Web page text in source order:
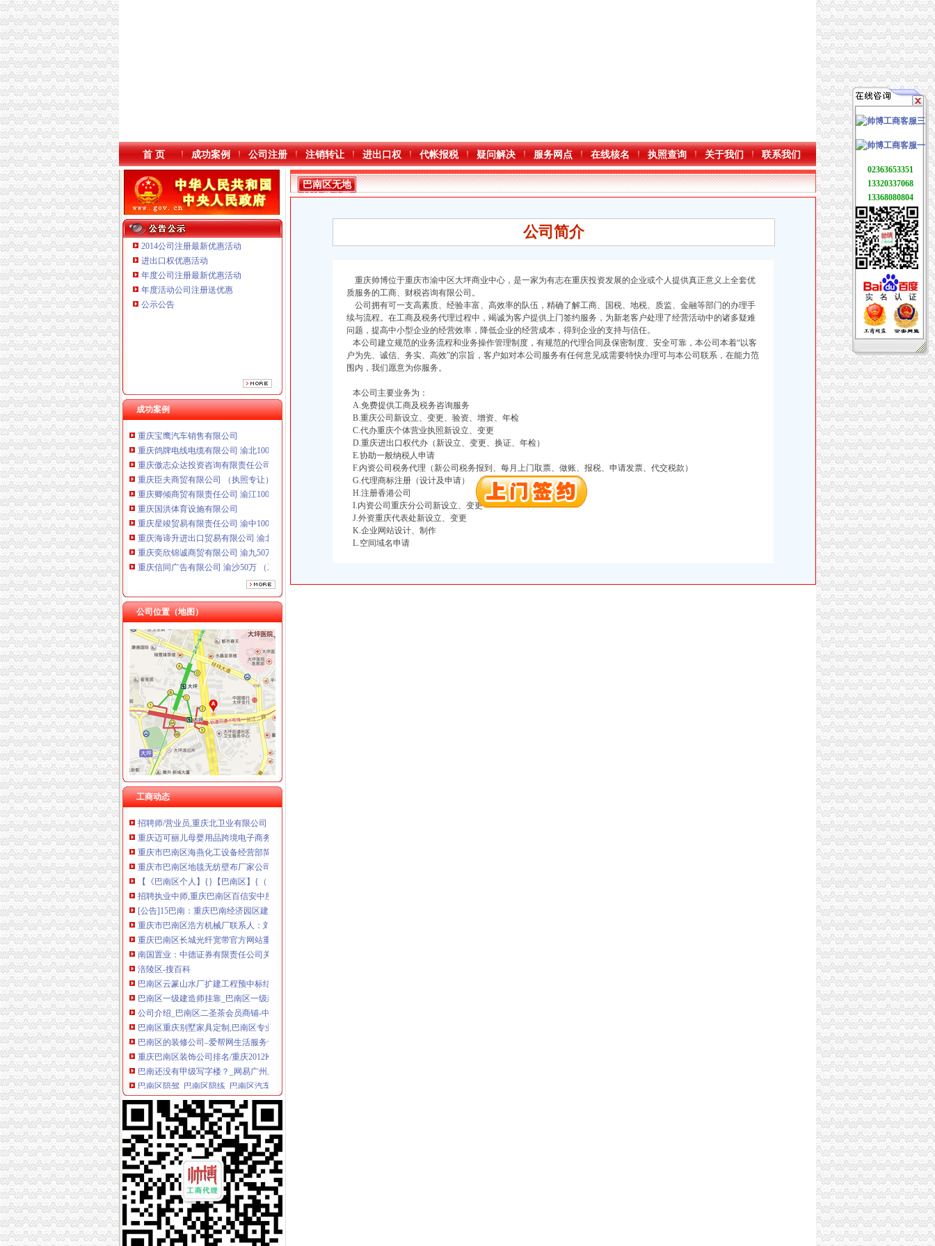
本站导航
首 页 成功案例 公司注册 注销转让 进出口权 代帐报税 疑问解决 服务网点 在线核名 执照查询 关于我们 联系我们
2014公司注册最新优惠活动
进出口权优惠活动
年度公司注册最新优惠活动
年度活动公司注册送优惠
公示公告
成功案例
重庆鸽牌电线电缆有限公司 渝北10010万 (进出口权)
重庆傲志众达投资咨询有限责任公司 渝九1000万 （增资）
重庆臣夫商贸有限公司 （执照专让）
重庆卿倾商贸有限责任公司 渝江100万 （工商注册）
重庆国洪体育设施有限公司
重庆星竣贸易有限责任公司 渝中100万 （进出口权）
重庆海谛升进出口贸易有限公司 渝北100万 （进出口权）
重庆奕欣锦诚商贸有限公司 渝九50万 （工商注册）
重庆信同广告有限公司 渝沙50万 （工商注册）
重庆三虹房地产营销策划有限公司
重庆鸽牌电线电缆有限公司 渝北10010万 (进出口权)
重庆傲志众达投资咨询有限责任公司 渝九1000万 （增资）
重庆卿倾商贸有限责任公司 渝江100万 （工商注册）
重庆国洪体育设施有限公司
重庆星竣贸易有限责任公司 渝中100万 （进出口权）
重庆海谛升进出口贸易有限公司 渝北100万 （进出口权）
重庆奕欣锦诚商贸有限公司 渝九50万 （工商注册）
重庆信同广告有限公司 渝沙50万 （工商注册）
重庆三虹房地产营销策划有限公司
重庆宝鹰汽车销售有限公司
公司位置（地图）
工商动态
巴南区无地址注册公司
重庆市巴南区工商分局
宗申动力：公司券2017年跟踪评级报告_宗申动力（001696）股吧_
*ST万里（）公告正文_财经_凤凰网
重庆巴南区前三季度新发展小微企业3千多户-新华网
巴南区写字楼需求凸显佳兆业中心惊艳亮相（组图）-导购-重庆乐居网
重庆市巴南区科诺邦机械制造有限公司-电话|地址|联系人|网站|联系方式
重庆市巴南区清溪乡农业技术推广站
巴南区公司-钱眼网
重庆市巴南区工商分局
招聘师/营业员,重庆北卫业有限公司
重庆迈可丽儿母婴用品跨境电子商务有限公司-搜百科
重庆市巴南区海燕化工设备经营部简介
重庆市巴南区地毯无纺壁布厂家公司_重庆市巴南区地毯无纺壁布企业_
【《巴南区个人】{}【巴南区】{（）}【巴南区公司》】
招聘执业中师,重庆巴南区百信安中所
[公告]15巴南：重庆巴南经济园区建设实业有限公司跟踪评级报告-[中
重庆市巴南区浩方机械厂联系人：刘杨联系电话：086-
重庆巴南区长城光纤宽带官方网站重庆网络布线/WIFI今题网
南国置业：中德证券有限责任公司关于公司对外投资暨关联交易的核查
涪陵区-搜百科
巴南区云篆山水厂扩建工程预中标结果-中国采招网
巴南区一级建造师挂靠_巴南区一级建造师挂靠价格-78挂靠网
公司介绍_巴南区二圣茶会员商铺-中国贸易网-会员网站
巴南区重庆别墅家具定制,巴南区专业别墅家具定制厂家,重庆凯润沙发
巴南区的装修公司–爱帮网生活服务专题
重庆巴南区装饰公司排名/重庆2012KTV装修报价
巴南还没有甲级写字楼？_网易广州房产频道
巴南区陪驾_巴南区陪练_巴南区汽车陪驾_巴南区陪驾公司-巴南区陪驾
巴南还没有甲级写字楼？_网易北京房产频道
江南新城崛起城乡一体铸就巴南商贸高地！-重庆商业地产网-房天下
重庆市巴南区工商分局
【巴南区东温泉镇保障服务所】巴南区东温泉镇保障服务所
重庆市巴南区电力有限责任公司【企业信用,电话,地址,人】_
巴南区邮政局安澜邮政所2017招聘信息_电话_地址-中华英才网
巴南区关于建设众创空间加快推进大众创业 万众创新的实施意见_陈
巴南区蓝二手车_巴南区二手车交易网_中国二手车城
上海到重庆市巴南区物流货运公司→运费报价,上海到重庆市巴南区物
上诉人张与被上诉人重庆市巴南区银面有限责任公司、原审被告
重庆宗申动力机械股份有限公司2011年公司券2015年付息公告_焦点
巴南区无地
址注册公司
公司简介
重庆帅博位于重庆市渝中区大坪商业中心，是一家为有志在重庆投资发展的企业或个人提供真正意义上全套优
质服务的工商、财税咨询有限公司。
公司拥有可一支高素质、经验丰富、高效率的队伍，精确了解工商、国税、地税、质监、金融等部门的办理手
续与流程。在工商及税务代理过程中，竭诚为客户提供上门签约服务，为新老客户处理了经营活动中的诸多疑难
问题，提高中小型企业的经营效率，降低企业的经营成本，得到企业的支持与信任。
本公司建立规范的业务流程和业务操作管理制度，有规范的代理合同及保密制度、安全可靠，本公司本着“以客
户为先、诚信、务实、高效”的宗旨，客户如对本公司服务有任何意见或需要特快办理可与本公司联系，在能力范
围内，我们愿意为你服务。
本公司主要业务为：
A.免费提供工商及税务咨询服务
B.重庆公司新设立、变更、验资、增资、年检
C.代办重庆个体营业执照新设立、变更
D.重庆进出口权代办（新设立、变更、换证、年检）
E.协助一般纳税人申请
F.内资公司税务代理（新公司税务报到、每月上门取票、做账、报税、申请发票、代交税款）
G.代理商标注册（设计及申请）
H.注册香港公司
I.内资公司重庆分公司新设立、变更
J.外资重庆代表处新设立、变更
K.企业网站设计、制作
L.空间域名申请
02363653351
13320337068
13368080804